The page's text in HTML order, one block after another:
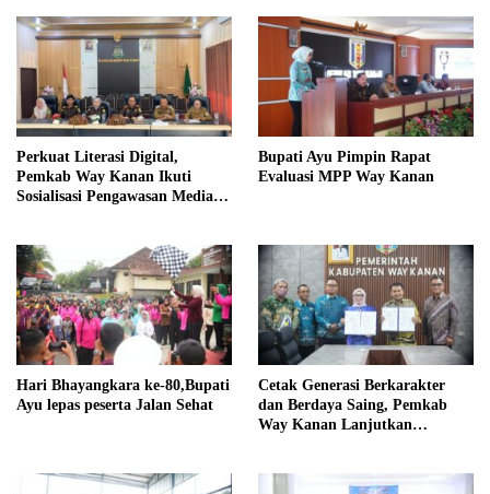
Perkuat Literasi Digital,
Pemkab Way Kanan Ikuti
Sosialisasi Pengawasan Media
Bupati Ayu Pimpin Rapat
Evaluasi MPP Way Kanan
Hari Bhayangkara ke-80,Bupati
Ayu lepas peserta Jalan Sehat
Cetak Generasi Berkarakter
dan Berdaya Saing, Pemkab
Way Kanan Lanjutkan